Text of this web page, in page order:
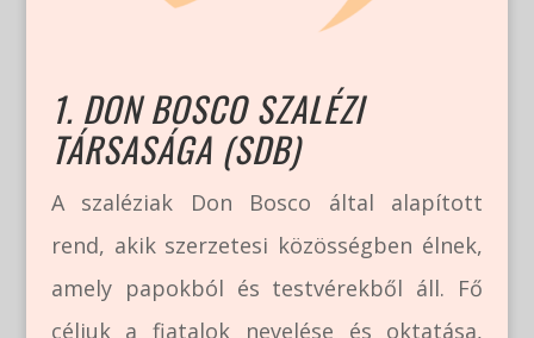
1. DON BOSCO SZALÉZI
TÁRSASÁGA (SDB)
A szaléziak Don Bosco által alapított
rend, akik szerzetesi közösségben élnek,
amely papokból és testvérekből áll. Fő
céljuk a fiatalok nevelése és oktatása,